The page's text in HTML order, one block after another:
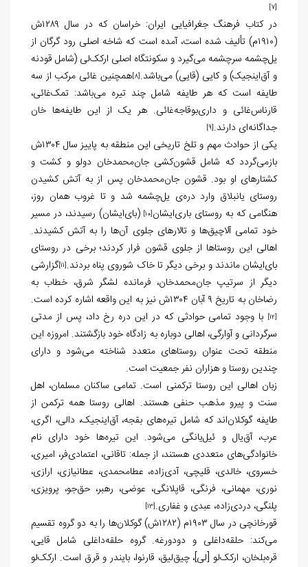
[7]
در کتاب فرهنگ جغرافیایی ایران: خراسان که در سال ۱۲۸۹ش
(۱۹۱۰م) تألیف شده است، آمده است که شاخه اصلی رود گرگان از
یل‌چشمه سرچشمه می‌گیرد و سکونتگاه اصلی ارکک‌لی (شامل قودنه
و آق‌اینجیک) و کایی (قایی) می‌باشد.[8] همچنین غائی مرکب از سه
طایفه است که هر طایفه شامل چند تیره می‌باشد: تمک‌غائی،
قارناس‌غائی و داری‌بوقاجه‌غائی. هر یک از این طایفه‌ها خان
جداگانه‌ای دارند.[9]
یکی از حوادث مهم و تلخ تاریخی این منطقه به پاییز سال ۱۳۰۴ش
بازمی‌گردد که شامل قشون‌کشی جان‌محمدخان دولو و کشت و
کشتارهای او بود. قشون جان‌محمدخان پس از به آتش کشیدن
روستای یانبلاق وارد دره‌ی یل‌چشمه شد و تا غروب همان روز،
هنگامی که به روستای باری‌ایشان[10]
(بای‌ایشان) رسیدند، در مسیر
خود تمامی آلاچیق‌ها و تالارهای جلوی آن‌ها را به آتش کشیدند.
اهالی این روستاها از جلوی قشون فرار کردند؛ برخی در روستای
بای‌ایشان ماندند و برخی دیگر تا خاک شوروی پناه بردند.[11] گزارشی
دیگر از سرتیپ جان‌محمدخان، فرمانده لشگر شرق، خطاب به
رضاخان به تاریخ ۹ آبان ۱۳۰۴ش نیز به این واقعه اشاره کرده است.
[12]
با وجود تمامی حوادثی که در این دره رخ داد، پس از مدتی
سرگردانی و آوارگی، اهالی دوباره به زادگاه خود بازگشتند. امروزه این
منطقه تحت عنوان روستاهای متعدد شناخته می‌شود و دارای
چندین روستا و هزاران نفر جمعیت است.
زبان اهالی این روستا ترکمنی است. تمامی ساکنان مسلمان، اهل
سنت و پیرو مذهب حنفی هستند. اهالی روستا همه ترکمن از
طایفه گوکلان‌اند که شامل تیره‌های بقجه، آق‌اینجیک، دالی، اگری،
عرب، آق‌یال و ئیل‌یانگی می‌شود. این تیره‌ها خود دارای نام
خانوادگی‌های متعددی هستند، از جمله: تاقانی، اعتمادی‌فر، امیری،
خسروی، خالدی، قلیچی، آدی‌زاده، عطامحمدی، عطانیازی، ارازی،
نوری، مهمانی، فرنگی، قاپلانگی، عوضی، رهبر، حق‌جو، پرویزی،
پلنگی، دردی‌زاده، عبدی و غفاری.[13]
قورخانچی در سال ۱۹۰۳م (۱۲۸۲ش) گوکلان‌ها را به دو گروه تقسیم
می‌کند: حلقه‌داغلی و دودورغه. گروه حلقه‌داغلی شامل قایی،
قره‌بلخان، ارکک‌لو [لی]، چیق‌لیق، قارنوا، بایندر و قرق است. ارکک‌لو